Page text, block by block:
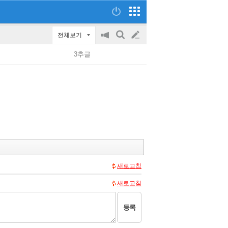
전체보기
공
on/off
검
글
쓰
3추글
새로고침
새로고침
등록